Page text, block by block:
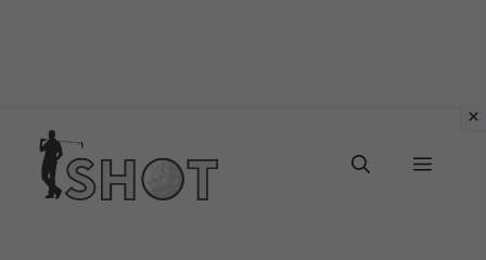
contenuto
Menu